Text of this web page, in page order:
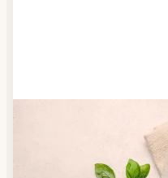
Anbieter finden